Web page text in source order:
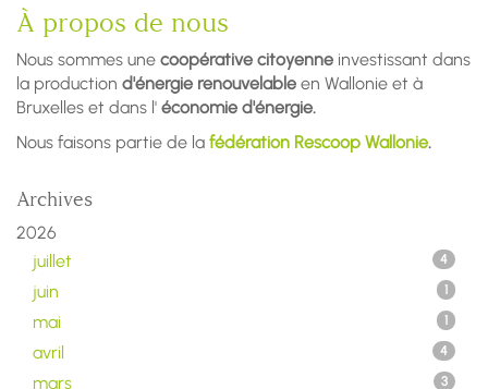
À propos de nous
Nous sommes une coopérative citoyenne investissant dans
la production d'énergie renouvelable en Wallonie et à
Bruxelles et dans l' économie d'énergie.
Nous faisons partie de la fédération Rescoop Wallonie.
Archives
2026
juillet
4
juin 1
mai 1
avril 4
mars 3